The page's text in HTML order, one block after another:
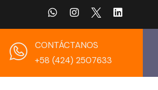
CONTÁCTANOS
+58 (424) 2507633